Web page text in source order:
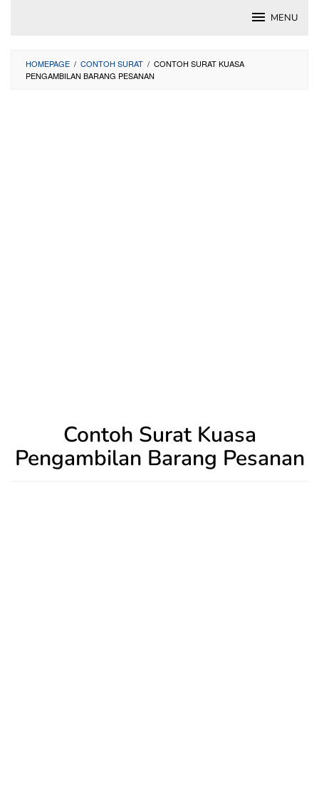
MENU
HOMEPAGE / CONTOH SURAT / CONTOH SURAT KUASA
PENGAMBILAN BARANG PESANAN
Contoh Surat Kuasa
Pengambilan Barang Pesanan